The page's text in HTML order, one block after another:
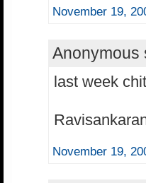
November 19,
Anonymous
last week
November 19,